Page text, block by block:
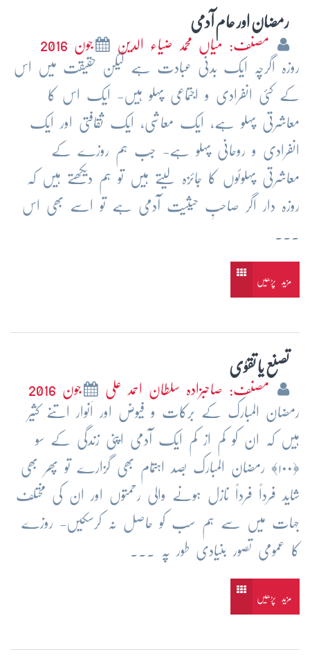
رمضان اور عام آدمی
مصنف: میاں محمد ضیاء الدین
جون 2016
روزہ اگرچہ ایک بدنی عبادت ہے لیکن حقیقت میں اس
کے کئی انفرادی و اجتماعی پہلو ہیں- ایک اس کا
معاشرتی پہلو ہے، ایک معاشی، ایک ثقافتی اور ایک
انفرادی و روحانی پہلو ہے- جب ہم روزے کے
معاشرتی پہلوئوں کا جائزہ لیتے ہیں تو ہم دیکھتے ہیں کہ
روزہ دار اگر صاحبِ حیثیت آدمی ہے تو اسے بھی اس
مزید پڑھیں
تصنع یا تقوٰی
مصنف: صاحبزادہ سلطان احمد علی
جون 2016
رمضان المبارک کے برکات و فیوض اور اَنوار اتنے کثیر
ہیں کہ ان کو کم از کم ایک آدمی اپنی زندگی کے سو
﴿۱۰۰﴾ رمضان المبارک بصد اہتمام بھی گزارے تو پھر بھی
شاید فرداً فرداً نازل ہونے والی رحمتوں اور ان کی مختلف
جہات میں سے ہم سب کو حاصل نہ کرسکیں- روزے
کا عمومی تصور بنیادی طور پہ ...
مزید پڑھیں